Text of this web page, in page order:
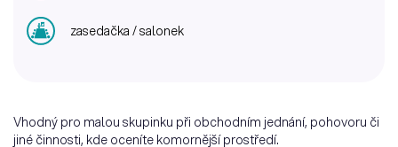
zasedačka / salonek
Vhodný pro malou skupinku při obchodním jednání, pohovoru či
jiné činnosti, kde oceníte komornější prostředí.